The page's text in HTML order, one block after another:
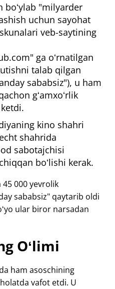
boʻylab "milyarder
uchun sayohat
veb-saytining
ga oʻrnatilgan
talab qilgan
sababsiz"), u ham
gʻamxoʻrlik
kino shahri
shahrida
sabotajchisi
boʻlishi kerak.
45 000 yevrolik
sababsiz" qaytarib oldi
ular biror narsadan
Oʻlimi
ham asoschining
vafot etdi. U